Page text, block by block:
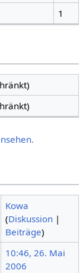
1
Kowa
(Diskussion |
Beiträge)
10:46, 26. Mai
2006